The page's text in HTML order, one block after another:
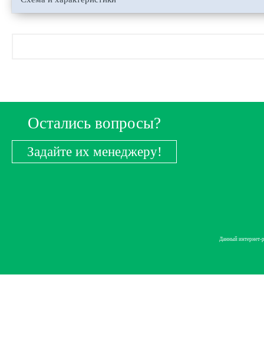
Остались вопросы?
Задайте их менеджеру!
Данный интернет-